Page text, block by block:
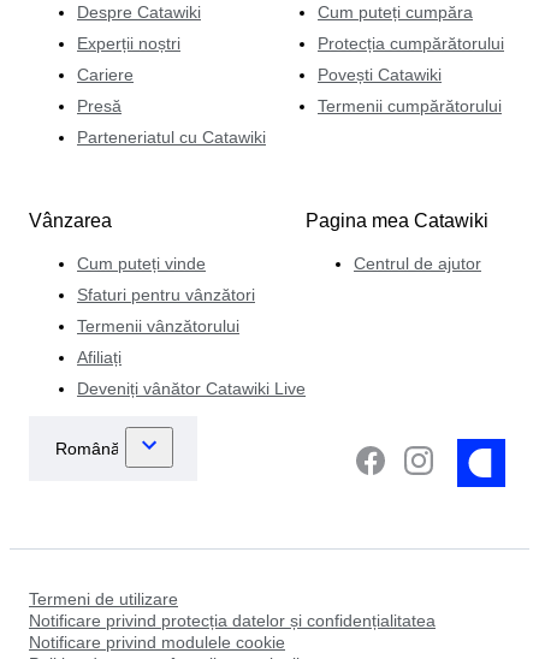
Despre Catawiki
Experții noștri
Cariere
Presă
Parteneriatul cu Catawiki
Cum puteți cumpăra
Protecția cumpărătorului
Povești Catawiki
Termenii cumpărătorului
Vânzarea
Cum puteți vinde
Sfaturi pentru vânzători
Termenii vânzătorului
Afiliați
Deveniți vânător Catawiki Live
Pagina mea Catawiki
Centrul de ajutor
Termeni de utilizare
Notificare privind protecția datelor și confidențialitatea
Notificare privind modulele cookie